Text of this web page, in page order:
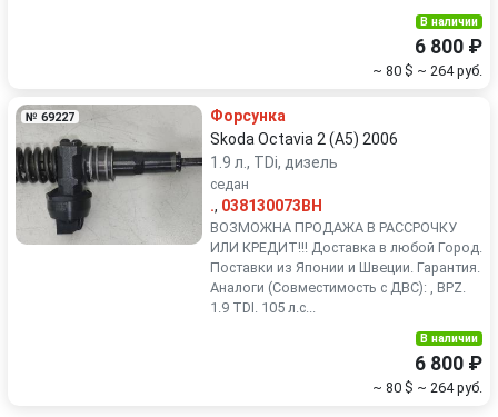
В наличии
6 800 ₽
~ 80 $ ~ 264 руб.
№ 69227
Форсунка
Skoda Octavia 2 (A5) 2006
1.9 л., TDi, дизель
седан
., 038130073BH
ВОЗМОЖНА ПРОДАЖА В РАССРОЧКУ
ИЛИ КРЕДИТ!!! Доставка в любой Город.
Поставки из Японии и Швеции. Гарантия.
Аналоги (Совместимость с ДВС): , BPZ.
1.9 TDI. 105 л.с...
В наличии
6 800 ₽
~ 80 $ ~ 264 руб.